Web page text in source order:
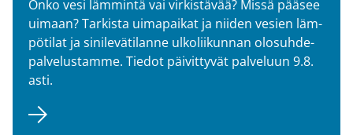
Onko vesi läm­min­tä vai vir­kis­tä­vää? Missä pää­see
ui­maan? Tar­kis­ta ui­ma­pai­kat ja nii­den ve­sien läm­
pö­ti­lat ja si­ni­le­vä­ti­lan­ne ul­ko­lii­kun­nan olo­suh­de­
pal­ve­lus­tam­me. Tie­dot päi­vit­ty­vät pal­ve­luun 9.8.
asti.